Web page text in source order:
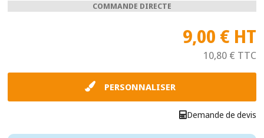
COMMANDE DIRECTE
9,00 € HT
10,80 € TTC
PERSONNALISER
Demande de devis